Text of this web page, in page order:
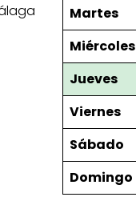
Martes
Miércoles
Jueves
Viernes
Sábado
Domingo